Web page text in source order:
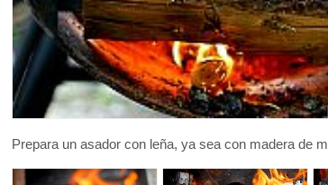
Prepara un asador con leña, ya sea con madera de